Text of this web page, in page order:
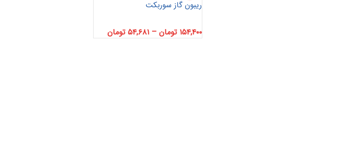
ریبون گاز سوربکت
۱۵۴,۴۰۰ تومان – ۵۴,۶۸۱ تومان